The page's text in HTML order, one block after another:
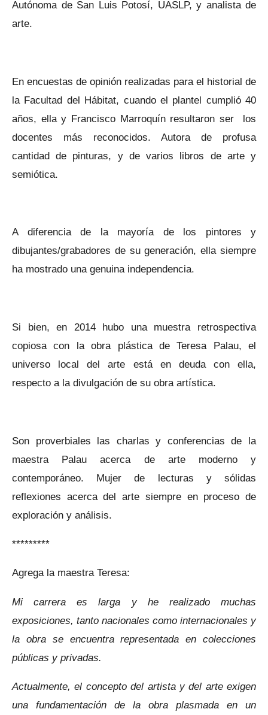
Autónoma de San Luis Potosí, UASLP, y analista de
arte.
En encuestas de opinión realizadas para el historial de
la Facultad del Hábitat, cuando el plantel cumplió 40
años, ella y Francisco Marroquín resultaron ser los
docentes más reconocidos. Autora de profusa
cantidad de pinturas, y de varios libros de arte y
semiótica.
A diferencia de la mayoría de los pintores y
dibujantes/grabadores de su generación, ella siempre
ha mostrado una genuina independencia.
Si bien, en 2014 hubo una muestra retrospectiva
copiosa con la obra plástica de Teresa Palau, el
universo local del arte está en deuda con ella,
respecto a la divulgación de su obra artística.
Son proverbiales las charlas y conferencias de la
maestra Palau acerca de arte moderno y
contemporáneo. Mujer de lecturas y sólidas
reflexiones acerca del arte siempre en proceso de
exploración y análisis.
*********
Agrega la maestra Teresa:
Mi carrera es larga y he realizado muchas
exposiciones, tanto nacionales como internacionales y
la obra se encuentra representada en colecciones
públicas y privadas.
Actualmente, el concepto del artista y del arte exigen
una fundamentación de la obra plasmada en un